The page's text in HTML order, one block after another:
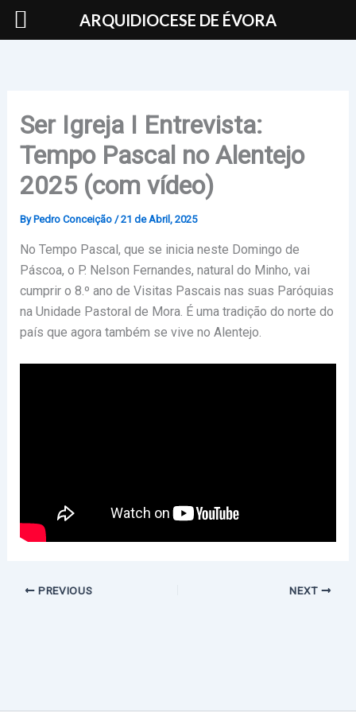
Skip
Ser Igreja I Entrevista:
Tempo Pascal no Alentejo
2025 (com vídeo)
By Pedro Conceição /21 de Abril, 2025
No Tempo Pascal, que se inicia neste Domingo de
Páscoa, o P. Nelson Fernandes, natural do Minho, vai
cumprir o 8.º ano de Visitas Pascais nas suas Paróquias
na Unidade Pastoral de Mora. É uma tradição do norte do
país que agora também se vive no Alentejo.
PREVIOUS NEXT
ARQUIDIOCESE DE ÉVORA